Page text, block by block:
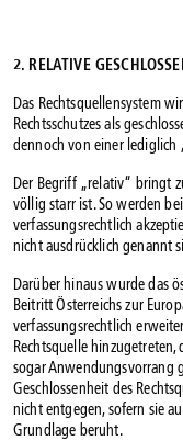
2. RELATIVE
Das Rechtsquellensystem
Rechtsschutzes als
dennoch von einer lediglich
Der Begriff „relativ“ bringt
völlig starr ist. So werden
verfassungsrechtlich
nicht ausdrücklich genannt
Darüber hinaus wurde das
Beitritt Österreichs zur
verfassungsrechtlich
Rechtsquelle
sogar Anwendungsvorrang
Geschlossenheit des
nicht entgegen, sofern sie
Grundlage beruht.